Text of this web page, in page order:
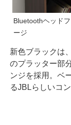
Bluetoothヘッド
ージ
新色ブラックは
のプラッター部
ンジを採用。ベ
るJBLらしいコ